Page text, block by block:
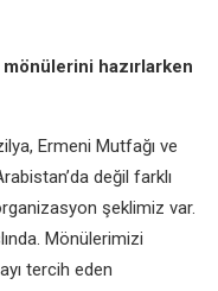
mönülerini hazırlarken
Ermeni Mutfağı ve
değil farklı
şeklimiz var.
Mönülerimizi
tercih eden